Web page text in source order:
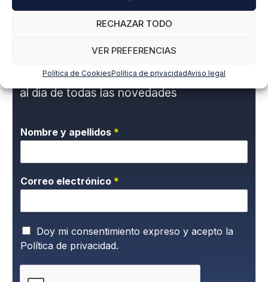
RECHAZAR TODO
VER PREFERENCIAS
Política de CookiesPolítica de privacidadAviso legal
LinkedIn
Suscríbete a nuestra newsletter para estar
al día de todas las novedades
Nombre y apellidos *
Correo electrónico *
P
o
í
Doy mi consentimiento expreso y acepto la
Política de privacidad.